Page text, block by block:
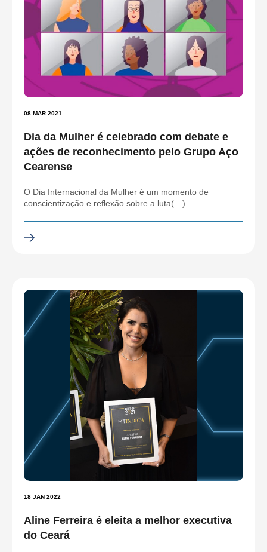
08 MAR 2021
Dia da Mulher é celebrado com debate e
ações de reconhecimento pelo Grupo Aço
Cearense
O Dia Internacional da Mulher é um momento de
conscientização e reflexão sobre a luta(…)
18 JAN 2022
Aline Ferreira é eleita a melhor executiva
do Ceará